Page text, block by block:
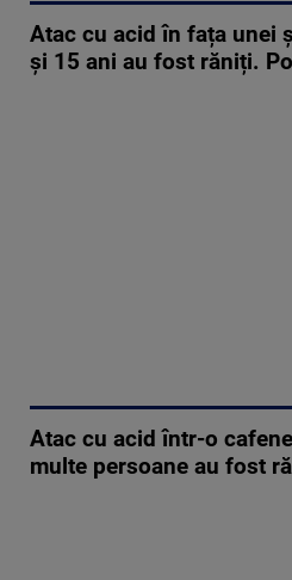
Atac cu acid în fața unei
și 15 ani au fost răniți.
Atac cu acid într-o
multe persoane au fost